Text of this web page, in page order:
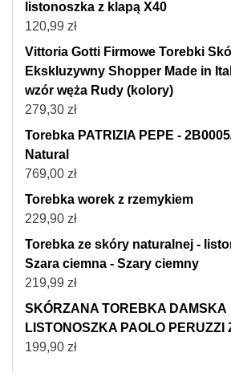
listonoszka z klapą X40
120,99 zł
Vittoria Gotti Firmowe Torebki
Ekskluzywny Shopper Made in
wzór węża Rudy (kolory)
279,30 zł
Torebka PATRIZIA PEPE -
Natural
769,00 zł
Torebka worek z rzemykiem
229,90 zł
Torebka ze skóry naturalnej -
Szara ciemna - Szary ciemny
219,99 zł
SKÓRZANA TOREBKA DAMSKA
LISTONOSZKA PAOLO PERUZZI
199,90 zł